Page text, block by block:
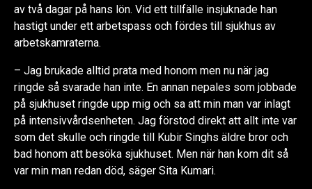
av två dagar på hans lön. Vid ett tillfälle insjuknade han
hastigt under ett arbetspass och fördes till sjukhus av
arbetskamraterna.
– Jag brukade alltid prata med honom men nu när jag
ringde så svarade han inte. En annan nepales som jobbade
på sjukhuset ringde upp mig och sa att min man var inlagt
på intensivvårdsenheten. Jag förstod direkt att allt inte var
som det skulle och ringde till Kubir Singhs äldre bror och
bad honom att besöka sjukhuset. Men när han kom dit så
var min man redan död, säger Sita Kumari.